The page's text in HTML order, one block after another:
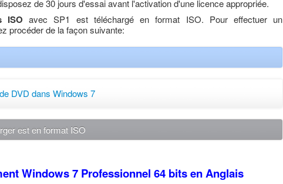
de 30 jours d'essai avant l'activation d'une licence appropriée.
ISO avec SP1 est téléchargé en format ISO. Pour effectuer un
procéder de la façon suivante:
DVD dans Windows 7
est en format ISO
Windows 7 Professionnel 64 bits en Anglais